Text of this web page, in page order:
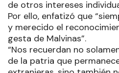
de otros intereses
Por ello, enfatizó que
y merecido el
gesta de Malvinas”.
“Nos recuerdan no
de la patria que